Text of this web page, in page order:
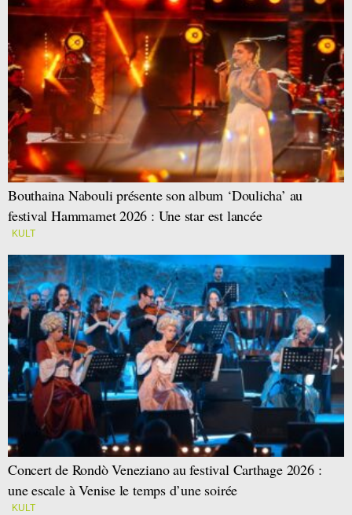
Bouthaina Nabouli présente son album ‘Doulicha’ au
festival Hammamet 2026 : Une star est lancée
KULT
Concert de Rondò Veneziano au festival Carthage 2026 :
une escale à Venise le temps d’une soirée
KULT